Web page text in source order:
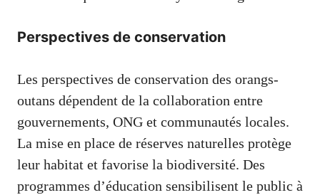
Perspectives de conservation
Les perspectives de conservation des orangs-
outans dépendent de la collaboration entre
gouvernements, ONG et communautés locales.
La mise en place de réserves naturelles protège
leur habitat et favorise la biodiversité. Des
programmes d’éducation sensibilisent le public à